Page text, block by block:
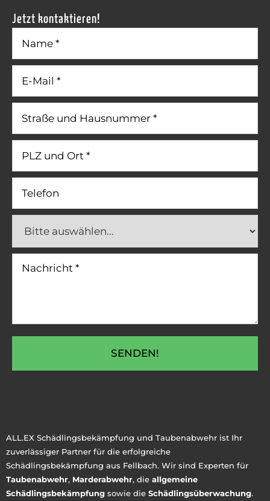
Jetzt kontaktieren!
SENDEN!
ALL.EX Schädlingsbekämpfung und Taubenabwehr ist Ihr
zuverlässiger Partner für die erfolgreiche
Schädlingsbekämpfung aus Fellbach. Wir sind Experten für
Taubenabwehr, Marderabwehr, die allgemeine
Schädlingsbekämpfung sowie die Schädlingsüberwachung.